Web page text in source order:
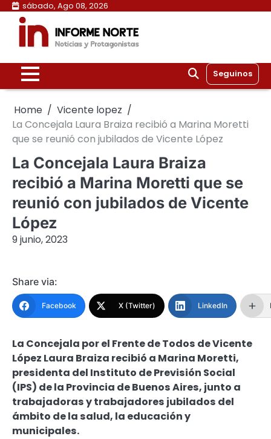
Skip
content
sábado, Ago 08, 2026
Seguinos
Home
Vicente lopez
La Concejala Laura Braiza recibió a Marina Moretti
que se reunió con jubilados de Vicente López
La Concejala Laura Braiza
recibió a Marina Moretti que se
reunió con jubilados de Vicente
López
9 junio, 2023
Share via:
Facebook X (Twitter) LinkedIn
La Concejala por el Frente de Todos de Vicente
López Laura Braiza recibió a Marina Moretti,
presidenta del Instituto de Previsión Social
(IPS) de la Provincia de Buenos Aires, junto a
trabajadoras y trabajadores jubilados del
ámbito de la salud, la educación y
municipales.